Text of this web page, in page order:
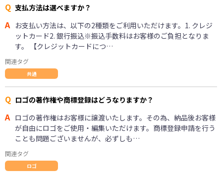
Q 支払方法は選べますか？
A お支払い方法は、以下の2種類をご利用いただけます。1. クレジ
ットカード2. 銀行振込※振込手数料はお客様のご負担となりま
す。 【クレジットカードにつ…
関連タグ
共通
Q ロゴの著作権や商標登録はどうなりますか？
A ロゴの著作権はお客様に譲渡いたします。その為、納品後お客様
が自由にロゴをご使用・編集いただけます。商標登録申請を行う
ことも問題ございませんが、必ずしも…
関連タグ
ロゴ